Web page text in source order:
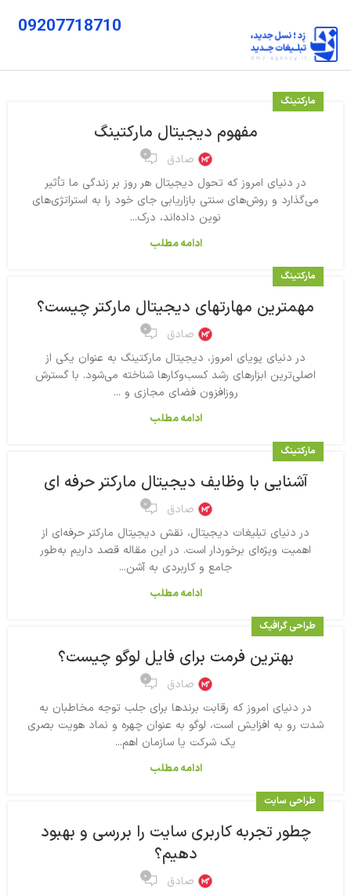
09207718710
مارکتینگ
مفهوم دیجیتال مارکتینگ
صادق ۰
در دنیای امروز که تحول دیجیتال هر روز بر زندگی ما تأثیر
می‌گذارد و روش‌های سنتی بازاریابی جای خود را به استراتژی‌های
نوین داده‌اند، درک...
ادامه مطلب
مارکتینگ
مهمترین مهارتهای دیجیتال مارکتر چیست؟
صادق ۰
در دنیای پویای امروز، دیجیتال مارکتینگ به عنوان یکی از
اصلی‌ترین ابزارهای رشد کسب‌وکارها شناخته می‌شود. با گسترش
روزافزون فضای مجازی و ...
ادامه مطلب
مارکتینگ
آشنایی با وظایف دیجیتال مارکتر حرفه ای
صادق ۰
در دنیای تبلیغات دیجیتال، نقش دیجیتال مارکتر حرفه‌ای از
اهمیت ویژه‌ای برخوردار است. در این مقاله قصد داریم به‌طور
جامع و کاربردی به آشن...
ادامه مطلب
طراحی گرافیک
بهترین فرمت برای فایل لوگو چیست؟
صادق ۰
در دنیای امروز که رقابت برندها برای جلب توجه مخاطبان به
شدت رو به افزایش است، لوگو به عنوان چهره و نماد هویت بصری
یک شرکت یا سازمان اهم...
ادامه مطلب
طراحی سایت
چطور تجربه کاربری سایت را بررسی و بهبود
دهیم؟
صادق ۰